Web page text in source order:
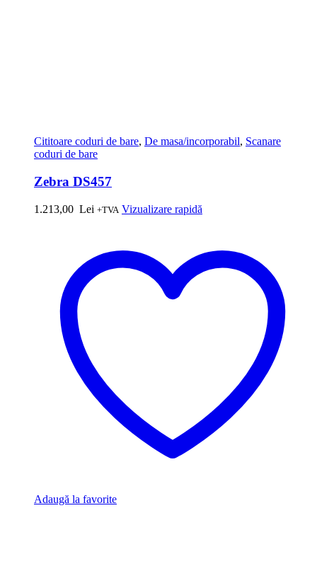
Cititoare coduri de bare, De masa/incorporabil, Scanare
coduri de bare
Zebra DS457
1.213,00 Lei +TVA Vizualizare rapidă
Adaugă la favorite